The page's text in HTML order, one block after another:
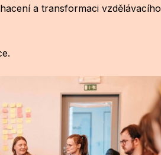
a transformaci vzdělávacího